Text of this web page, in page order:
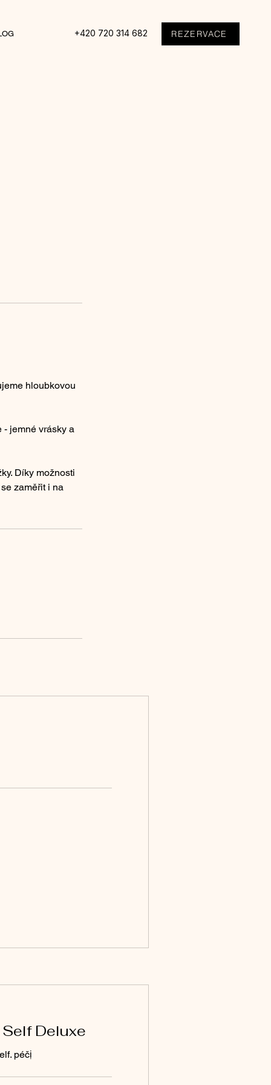
+420 720 314 682 REZERVACE
hloubkovou
- jemné vrásky a
Díky možnosti
zaměřit i na
Deluxe
péčị